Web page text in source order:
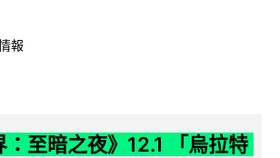
報
：至暗之夜》12.1 「烏拉特